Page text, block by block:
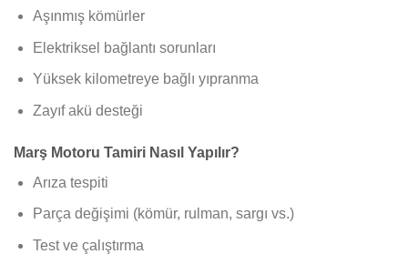
Aşınmış kömürler
Elektriksel bağlantı sorunları
Yüksek kilometreye bağlı yıpranma
Zayıf akü desteği
Marş Motoru Tamiri Nasıl Yapılır?
Arıza tespiti
Parça değişimi (kömür, rulman, sargı vs.)
Test ve çalıştırma